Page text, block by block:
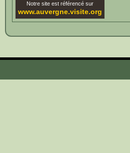
Notre site est référencé sur
www.auvergne.visite.org